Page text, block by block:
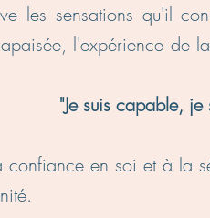
les sensations qu'il
l'expérience de
je suis
en soi et à la